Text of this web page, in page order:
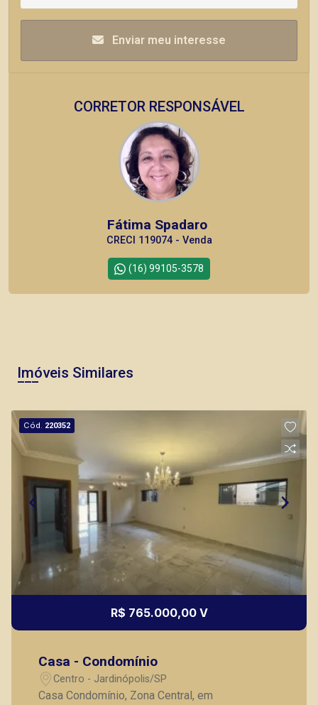
Enviar meu interesse
CORRETOR RESPONSÁVEL
Fátima Spadaro
CRECI 119074 - Venda
(16) 99105-3578
Imóveis Similares
Cód. 220352
R$ 765.000,00 V
Casa - Condomínio
Centro - Jardinópolis/SP
Casa Condomínio, Zona Central, em